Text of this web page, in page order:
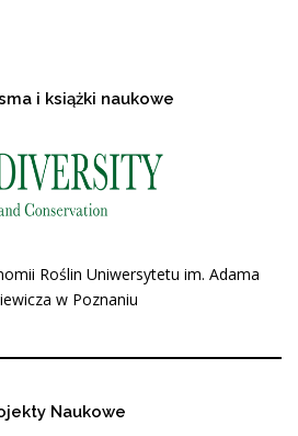
i książki naukowe
Roślin Uniwersytetu im. Adama
w Poznaniu
Naukowe